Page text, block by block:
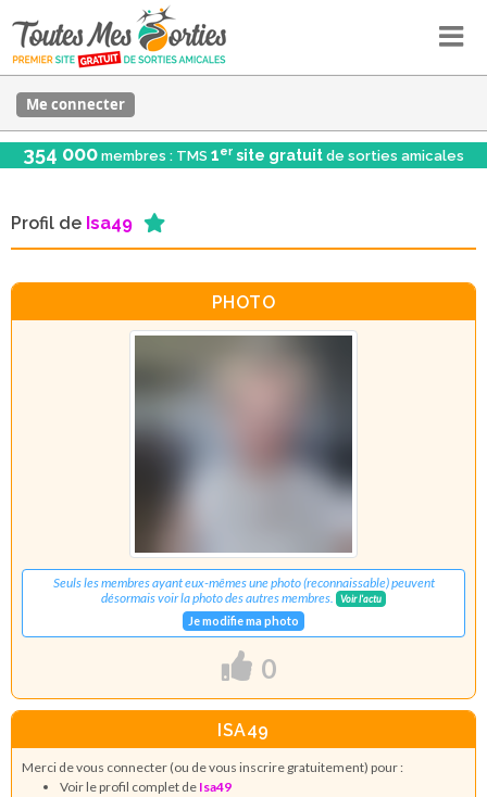
Me connecter
354 000 membres : TMS 1er site gratuit de sorties amicales
Profil de Isa49
PHOTO
Seuls les membres ayant eux-mêmes une photo (reconnaissable) peuvent
désormais voir la photo des autres membres.
Voir l'actu
Je modifie ma photo
0
ISA49
Merci de vous connecter (ou de vous inscrire gratuitement) pour :
Voir le profil complet de Isa49